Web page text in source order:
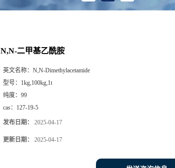
N,N-二甲基乙酰胺
英文名称： N,N-Dimethylacetamide
型号： 1kg,100kg,1t
纯度： 99
cas： 127-19-5
发布日期： 2025-04-17
更新日期： 2025-04-17